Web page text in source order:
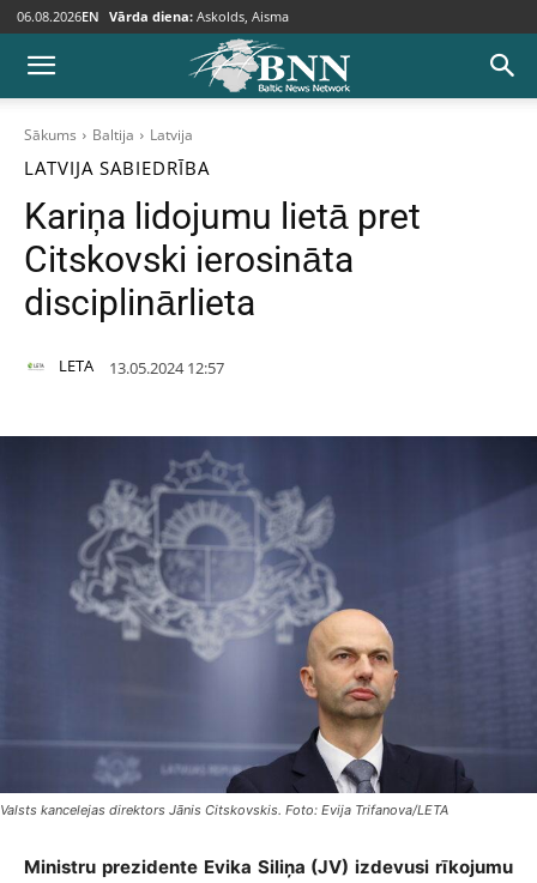
06.08.2026EN Vārda diena: Askolds, Aisma
Sākums Baltija Latvija
LATVIJA SABIEDRĪBA
Kariņa lidojumu lietā pret
Citskovski ierosināta
disciplinārlieta
LETA 13.05.2024 12:57
Valsts kancelejas direktors Jānis Citskovskis. Foto: Evija Trifanova/LETA
Ministru prezidente Evika Siliņa (JV) izdevusi rīkojumu